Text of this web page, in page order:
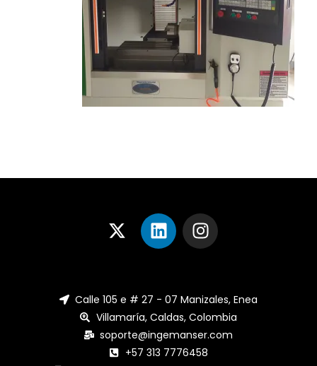
Calle 105 e # 27 - 07 Manizales, Enea
Villamaría, Caldas, Colombia
soporte@ingemanser.com
+57 313 7776458